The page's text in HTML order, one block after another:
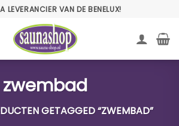
LEVERANCIER VAN DE BENELUX!
zwembad
GETAGGED “ZWEMBAD”